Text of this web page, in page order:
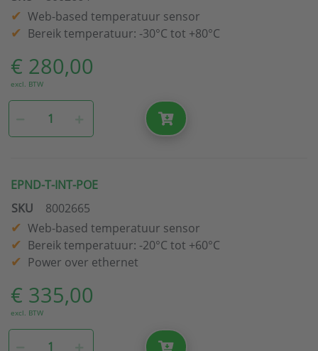
Web-based temperatuur sensor
Bereik temperatuur: -30°C tot +80°C
€ 280,00
excl. BTW
EPND-T-INT-POE
SKU
8002665
Web-based temperatuur sensor
Bereik temperatuur: -20°C tot +60°C
Power over ethernet
€ 335,00
excl. BTW